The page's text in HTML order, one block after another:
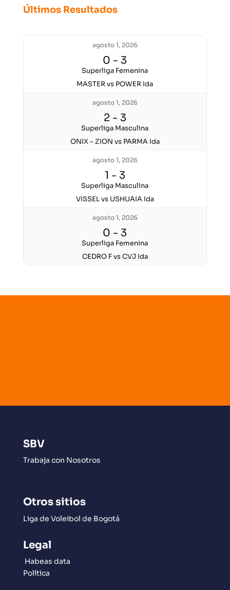
Últimos Resultados
agosto 1, 2026
0 - 3
Superliga Femenina
MASTER vs POWER Ida
agosto 1, 2026
2- 3
Superliga Masculina
ONIX – ZION vs PARMA Ida
agosto 1, 2026
1 - 3
Superliga Masculina
VISSEL vs USHUAIA Ida
agosto 1, 2026
0 - 3
Superliga Femenina
CEDRO F vs CVJ Ida
SBV
Trabaja con Nosotros
Otros sitios
Liga de Voleibol de Bogotá
Legal
Habeas data
Política